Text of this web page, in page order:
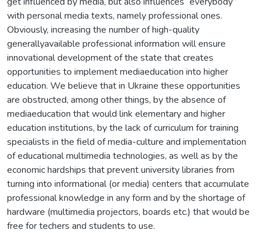
with personal media texts, namely professional ones.
Obviously, increasing the number of high-quality
generallyavailable professional information will ensure
innovational development of the state that creates
opportunities to implement mediaeducation into higher
education. We believe that in Ukraine these opportunities
are obstructed, among other things, by the absence of
mediaeducation that would link elementary and higher
education institutions, by the lack of curriculum for training
specialists in the field of media-culture and implementation
of educational multimedia technologies, as well as by the
economic hardships that prevent university libraries from
turning into informational (or media) centers that accumulate
professional knowledge in any form and by the shortage of
hardware (multimedia projectors, boards etc.) that would be
free for techers and students to use.